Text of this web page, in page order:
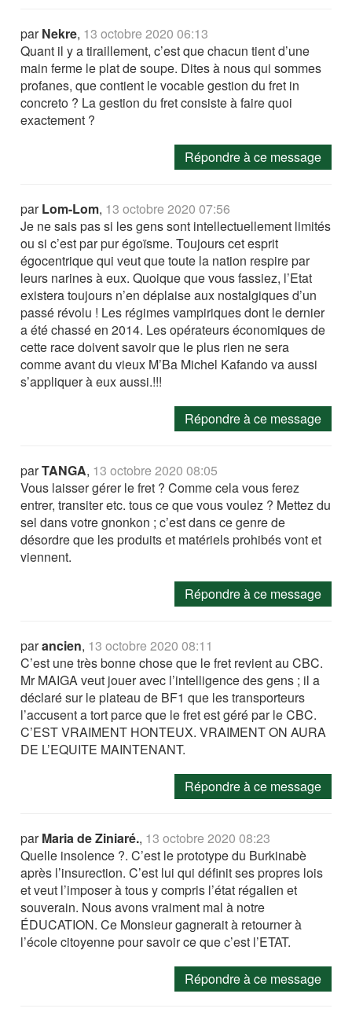
parNekre, 13 octobre 2020 06:13
Quant il y a tiraillement, c’est que chacun tient d’une
main ferme le plat de soupe. Dites à nous qui sommes
profanes, que contient le vocable gestion du fret in
concreto ? La gestion du fret consiste à faire quoi
exactement ?
Répondre à ce message
parLom-Lom, 13 octobre 2020 07:56
Je ne sais pas si les gens sont intellectuellement limités
ou si c’est par pur égoïsme. Toujours cet esprit
égocentrique qui veut que toute la nation respire par
leurs narines à eux. Quoique que vous fassiez, l’Etat
existera toujours n’en déplaise aux nostalgiques d’un
passé révolu ! Les régimes vampiriques dont le dernier
a été chassé en 2014. Les opérateurs économiques de
cette race doivent savoir que le plus rien ne sera
comme avant du vieux M’Ba Michel Kafando va aussi
s’appliquer à eux aussi.!!!
Répondre à ce message
parTANGA, 13 octobre 2020 08:05
Vous laisser gérer le fret ? Comme cela vous ferez
entrer, transiter etc. tous ce que vous voulez ? Mettez du
sel dans votre gnonkon ; c’est dans ce genre de
désordre que les produits et matériels prohibés vont et
viennent.
Répondre à ce message
parancien, 13 octobre 2020 08:11
C’est une très bonne chose que le fret revient au CBC.
Mr MAIGA veut jouer avec l’intelligence des gens ; il a
déclaré sur le plateau de BF1 que les transporteurs
l’accusent a tort parce que le fret est géré par le CBC.
C’EST VRAIMENT HONTEUX. VRAIMENT ON AURA
DE L’EQUITE MAINTENANT.
Répondre à ce message
parMaria de Ziniaré., 13 octobre 2020 08:23
Quelle insolence ?. C’est le prototype du Burkinabè
après l’insurection. C’est lui qui définit ses propres lois
et veut l’imposer à tous y compris l’état régalien et
souverain. Nous avons vraiment mal à notre
ÉDUCATION. Ce Monsieur gagnerait à retourner à
l’école citoyenne pour savoir ce que c’est l’ETAT.
Répondre à ce message